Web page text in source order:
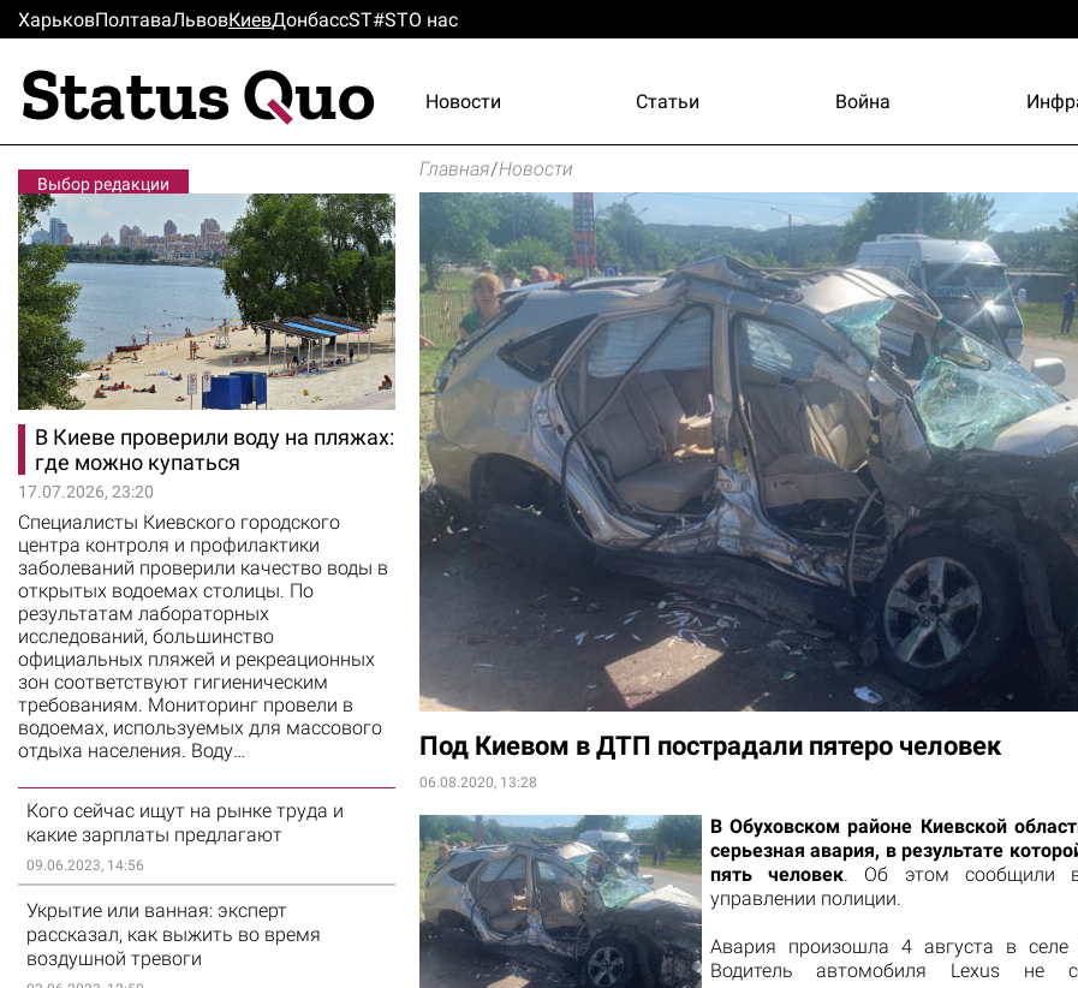
ХарьковПолтаваЛьвовКиевДонбассST#STО нас
Новости Статьи Война
Выбор редакции
В Киеве проверили воду на пляжах:
где можно купаться
17.07.2026, 23:20
Специалисты Киевского городского
центра контроля и профилактики
заболеваний проверили качество воды в
открытых водоемах столицы. По
результатам лабораторных
исследований, большинство
официальных пляжей и рекреационных
зон соответствуют гигиеническим
требованиям. Мониторинг провели в
водоемах, используемых для массового
отдыха населения. Воду…
Кого сейчас ищут на рынке труда и
какие зарплаты предлагают
09.06.2023, 14:56
Укрытие или ванная: эксперт
рассказал, как выжить во время
воздушной тревоги
Главная/Новости
Под Киевом в ДТП пострадали пятеро человек
06.08.2020, 13:28
В Обуховском районе Киевской
серьезная авария, в результате
пять человек. Об этом сообщили
управлении полиции.
Авария произошла 4 августа в селе
Водитель автомобиля Lexus не